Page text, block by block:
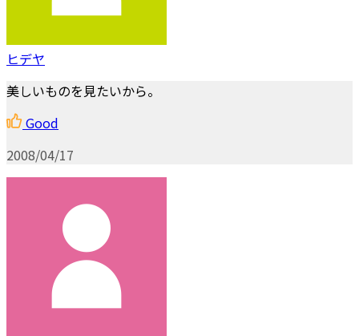
ヒデヤ
美しいものを見たいから。
Good
2008/04/17